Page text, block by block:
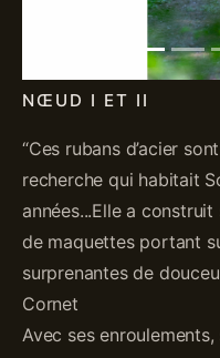
NŒUD I ET II
“Ces rubans d’acier
recherche qui habitait
années...Elle a
de maquettes portant
surprenantes de
Cornet
Avec ses